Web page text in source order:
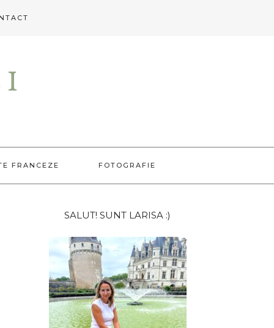
FRANCEZE FOTOGRAFIE
principală
SALUT! SUNT LARISA :)